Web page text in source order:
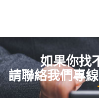
如果你找
請聯絡我們專